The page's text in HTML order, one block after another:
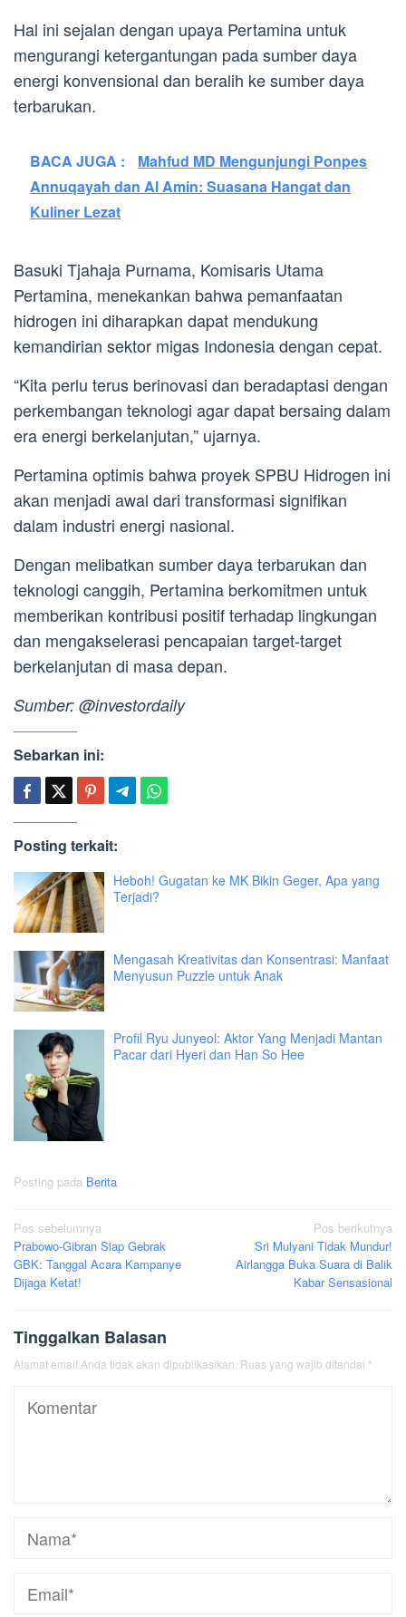
Hal ini sejalan dengan upaya Pertamina untuk
mengurangi ketergantungan pada sumber daya
energi konvensional dan beralih ke sumber daya
terbarukan.
BACA JUGA :
Mahfud MD Mengunjungi Ponpes
Annuqayah dan Al Amin: Suasana Hangat dan
Kuliner Lezat
Basuki Tjahaja Purnama, Komisaris Utama
Pertamina, menekankan bahwa pemanfaatan
hidrogen ini diharapkan dapat mendukung
kemandirian sektor migas Indonesia dengan cepat.
“Kita perlu terus berinovasi dan beradaptasi dengan
perkembangan teknologi agar dapat bersaing dalam
era energi berkelanjutan,” ujarnya.
Pertamina optimis bahwa proyek SPBU Hidrogen ini
akan menjadi awal dari transformasi signifikan
dalam industri energi nasional.
Dengan melibatkan sumber daya terbarukan dan
teknologi canggih, Pertamina berkomitmen untuk
memberikan kontribusi positif terhadap lingkungan
dan mengakselerasi pencapaian target-target
berkelanjutan di masa depan.
Sumber: @investordaily
Sebarkan ini:
Posting terkait:
Heboh! Gugatan ke MK Bikin Geger, Apa yang
Terjadi?
Mengasah Kreativitas dan Konsentrasi: Manfaat
Menyusun Puzzle untuk Anak
Profil Ryu Junyeol: Aktor Yang Menjadi Mantan
Pacar dari Hyeri dan Han So Hee
Posting pada Berita
Navigasi
pos
Pos sebelumnya
Prabowo-Gibran Siap Gebrak
GBK: Tanggal Acara Kampanye
Dijaga Ketat!
Pos berikutnya
Sri Mulyani Tidak Mundur!
Airlangga Buka Suara di Balik
Kabar Sensasional
Tinggalkan Balasan
Alamat email Anda tidak akan dipublikasikan. Ruas yang wajib ditandai *